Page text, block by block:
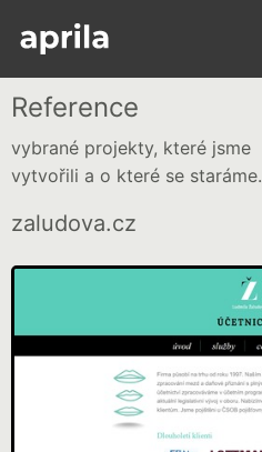
Reference
vybrané projekty, které jsme
vytvořili a o které se staráme.
zaludova.cz